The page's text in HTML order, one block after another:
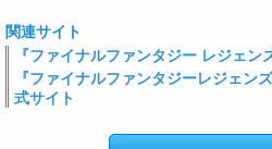
関連サイト
『ファイナルファンタジー レジェン
『ファイナルファンタジーレジェン
式サイト